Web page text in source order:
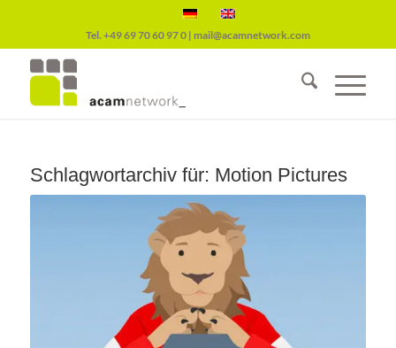
Tel. +49 69 70 60 97 0| mail@acamnetwork.com
Schlagwortarchiv für: Motion Pictures